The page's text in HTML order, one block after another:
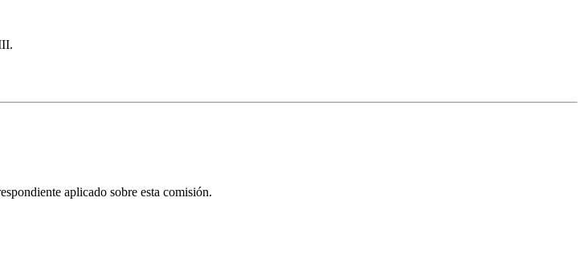
aplicado sobre esta comisión.